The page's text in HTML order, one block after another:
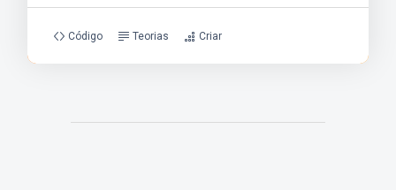
Código Teorias Criar